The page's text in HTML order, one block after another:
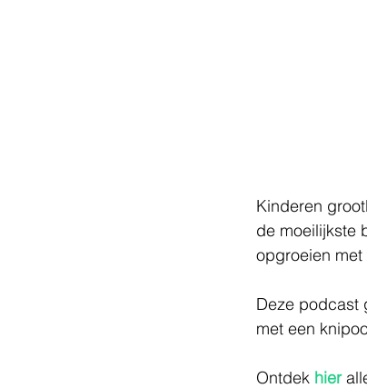
Kinderen
de moeilijkste
opgroeien
Deze podcast
met een
Ontdek hier